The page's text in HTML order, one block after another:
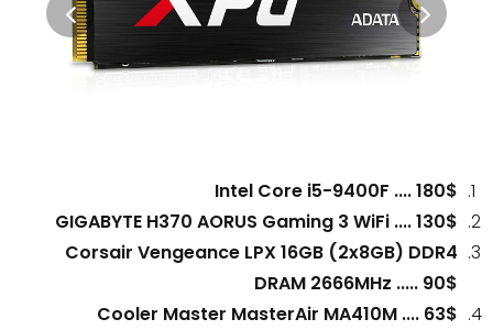
Intel Core i5-9400F .... 180$
GIGABYTE H370 AORUS Gaming 3 WiFi .... 130$
Corsair Vengeance LPX 16GB (2x8GB) DDR4
DRAM 2666MHz ..... 90$
Cooler Master MasterAir MA410M .... 63$